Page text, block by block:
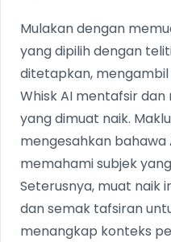
Mulakan dengan
yang dipilih dengan
ditetapkan,
Whisk AI mentafsir
yang dimuat naik.
mengesahkan
memahami subjek
Seterusnya, muat naik
dan semak tafsiran
menangkap konteks